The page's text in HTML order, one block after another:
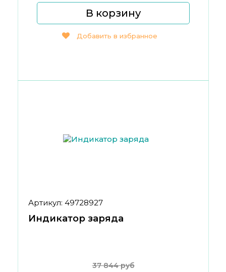
В корзину
Добавить в избранное
Артикул: 49728927
Индикатор заряда
37 844 руб